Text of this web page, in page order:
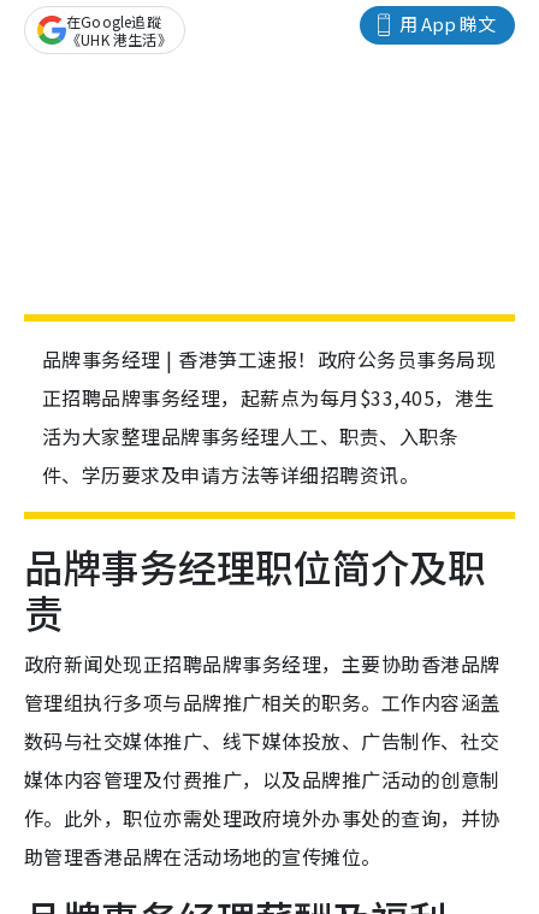
用 App 睇文
在Google追蹤
《UHK 港生活》
品牌事务经理 | 香港笋工速报！政府公务员事务局现
正招聘品牌事务经理，起薪点为每月$33,405，港生
活为大家整理品牌事务经理人工、职责、入职条
件、学历要求及申请方法等详细招聘资讯。
品牌事务经理职位简介及职
责
政府新闻处现正招聘品牌事务经理，主要协助香港品牌
管理组执行多项与品牌推广相关的职务。工作内容涵盖
数码与社交媒体推广、线下媒体投放、广告制作、社交
媒体内容管理及付费推广，以及品牌推广活动的创意制
作。此外，职位亦需处理政府境外办事处的查询，并协
助管理香港品牌在活动场地的宣传摊位。